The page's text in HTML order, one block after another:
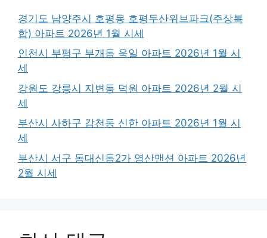
경기도 남양주시 호평동 호평두산위브파크(주상복
합) 아파트 2026년 1월 시세
인천시 부평구 부개동 욱일 아파트 2026년 1월 시
세
강원도 강릉시 지변동 덕원 아파트 2026년 2월 시
세
부산시 사하구 감천동 신한 아파트 2026년 1월 시
세
부산시 서구 동대신동2가 영산맨션 아파트 2026년
2월 시세